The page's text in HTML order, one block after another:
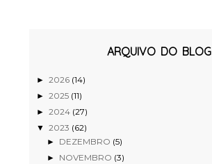
ARQUIVO DO BLOG
►2026 (14)
►2025 (11)
►2024 (27)
▼2023 (62)
► DEZEMBRO (5)
► NOVEMBRO (3)